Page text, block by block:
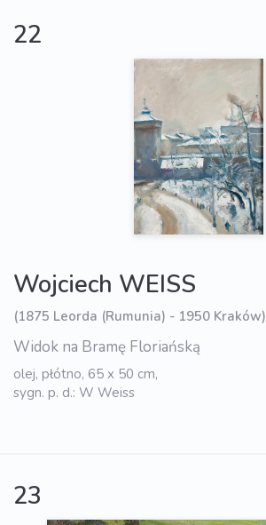
22
Wojciech WEISS
(1875 Leorda (Rumunia) - 1950 Kraków)
Widok na Bramę Floriańską
olej, płótno, 65 x 50 cm,
sygn. p. d.: W Weiss
23